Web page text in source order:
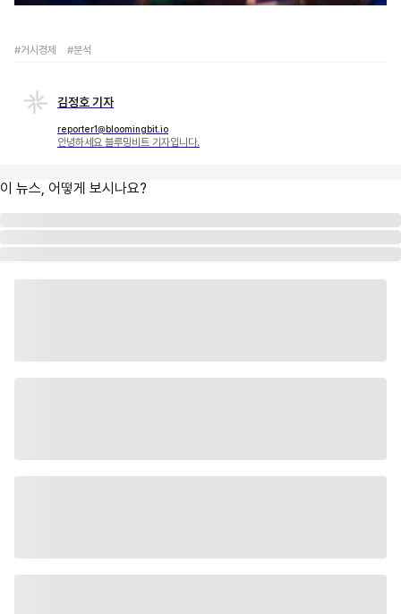
#거시경제 #분석
김정호 기자
reporter1@bloomingbit.io
안녕하세요 블루밍비트 기자입니다.
이 뉴스, 어떻게 보시나요?